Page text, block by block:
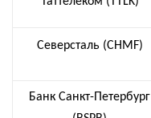
Северсталь (CHMF)
Банк Санкт-Петербург